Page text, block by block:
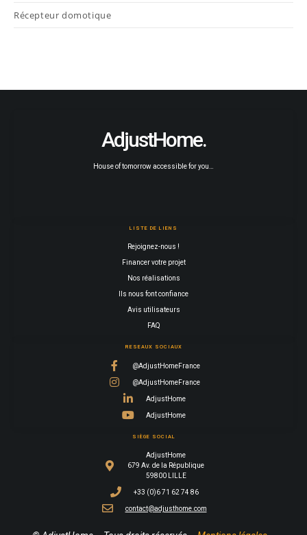
Récepteur domotique
SIÈGE SOCIAL
AdjustHome
679 Av. de la République
59800 LILLE
+33 (0)6 71 62 74 86
contact@adjusthome.com
RESEAUX SOCIAUX
@AdjustHomeFrance
@AdjustHomeFrance
AdjustHome
AdjustHome
LISTE DE LIENS
Rejoignez-nous !
Financer votre projet
Nos réalisations
Ils nous font confiance
Avis utilisateurs
FAQ
AdjustHome.
House of tomorrow accessible for you…